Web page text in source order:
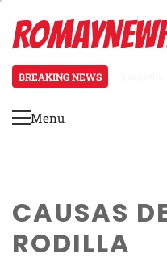
content
BREAKING NEWS
Primary
Menu
CAUSAS
RODILLA